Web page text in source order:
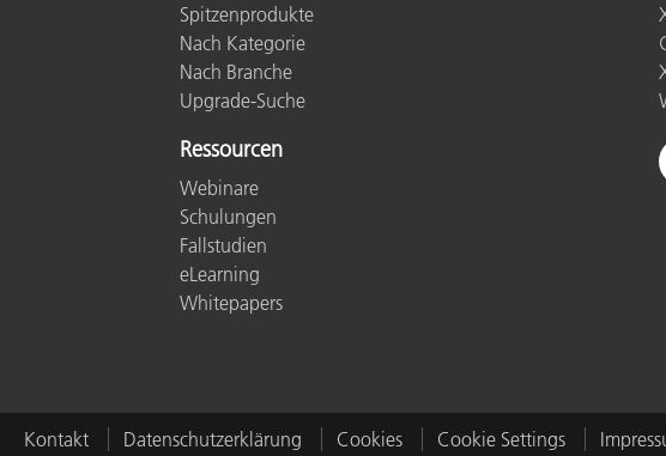
Spitzenprodukte
Nach Kategorie
Nach Branche
Upgrade-Suche
Ressourcen
Webinare
Schulungen
Fallstudien
eLearning
Whitepapers
Kontakt Datenschutzerklärung Cookies Cookie Settings